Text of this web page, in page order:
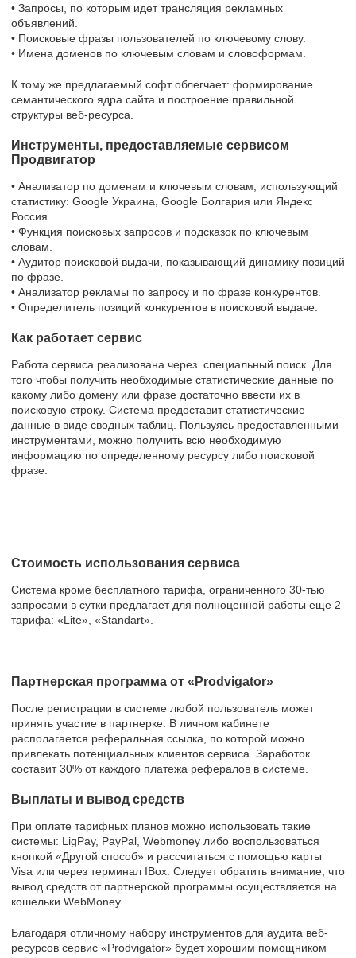
• Запросы, по которым идет трансляция рекламных
объявлений.
• Поисковые фразы пользователей по ключевому слову.
• Имена доменов по ключевым словам и словоформам.
К тому же предлагаемый софт облегчает: формирование
семантического ядра сайта и построение правильной
структуры веб-ресурса.
Инструменты, предоставляемые сервисом
Продвигатор
• Анализатор по доменам и ключевым словам, использующий
статистику: Google Украина, Google Болгария или Яндекс
Россия.
• Функция поисковых запросов и подсказок по ключевым
словам.
• Аудитор поисковой выдачи, показывающий динамику позиций
по фразе.
• Анализатор рекламы по запросу и по фразе конкурентов.
• Определитель позиций конкурентов в поисковой выдаче.
Как работает сервис
Работа сервиса реализована через специальный поиск. Для
того чтобы получить необходимые статистические данные по
какому либо домену или фразе достаточно ввести их в
поисковую строку. Система предоставит статистические
данные в виде сводных таблиц. Пользуясь предоставленными
инструментами, можно получить всю необходимую
информацию по определенному ресурсу либо поисковой
фразе.
Стоимость использования сервиса
Система кроме бесплатного тарифа, ограниченного 30-тью
запросами в сутки предлагает для полноценной работы еще 2
тарифа: «Lite», «Standart».
Партнерская программа от «Prodvigator»
После регистрации в системе любой пользователь может
принять участие в партнерке. В личном кабинете
располагается реферальная ссылка, по которой можно
привлекать потенциальных клиентов сервиса. Заработок
составит 30% от каждого платежа рефералов в системе.
Выплаты и вывод средств
При оплате тарифных планов можно использовать такие
системы: LigPay, PayPal, Webmoney либо воспользоваться
кнопкой «Другой способ» и рассчитаться с помощью карты
Visa или через терминал IBox. Следует обратить внимание, что
вывод средств от партнерской программы осуществляется на
кошельки WebMoney.
Благодаря отличному набору инструментов для аудита веб-
ресурсов сервис «Prodvigator» будет хорошим помощником